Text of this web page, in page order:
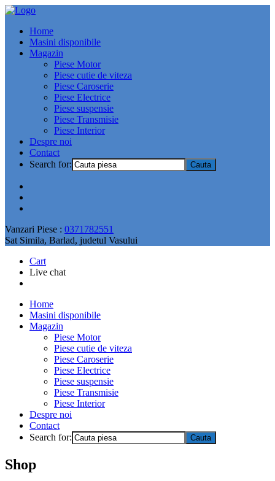
Home
Masini disponibile
Magazin
Piese Motor
Piese cutie de viteza
Piese Caroserie
Piese Electrice
Piese suspensie
Piese Transmisie
Piese Interior
Despre noi
Contact
Search for:
Vanzari Piese : 0371782551
Sat Simila, Barlad, judetul Vasului
Cart
Live chat
Home
Masini disponibile
Magazin
Piese Motor
Piese cutie de viteza
Piese Caroserie
Piese Electrice
Piese suspensie
Piese Transmisie
Piese Interior
Despre noi
Contact
Search for:
Shop